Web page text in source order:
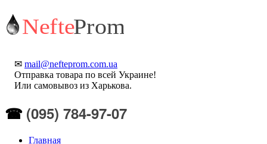
✉ mail@nefteprom.com.ua
Отправка товара по всей Украине!
Или самовывоз из Харькова.
☎ (095) 784-97-07
Главная